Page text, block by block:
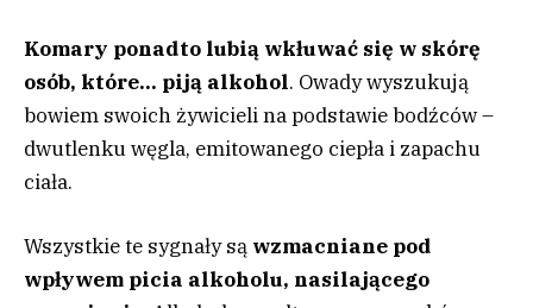
Komary ponadto lubią wkłuwać się w skórę
osób, które… piją alkohol. Owady wyszukują
bowiem swoich żywicieli na podstawie bodźców –
dwutlenku węgla, emitowanego ciepła i zapachu
ciała.
Wszystkie te sygnały są wzmacniane pod
wpływem picia alkoholu, nasilającego